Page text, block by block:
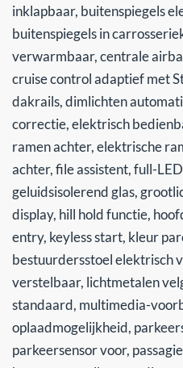
inklapbaar, buitenspiegels
buitenspiegels in
verwarmbaar, centrale
cruise control adaptief met
dakrails, dimlichten
correctie, elektrisch
ramen achter, elektrische
achter, file assistent, full-
geluidsisolerend glas,
display, hill hold functie,
entry, keyless start, kleur
bestuurdersstoel elektrisch
verstelbaar, lichtmetalen
standaard, multimedia-
oplaadmogelijkheid,
parkeersensor voor,